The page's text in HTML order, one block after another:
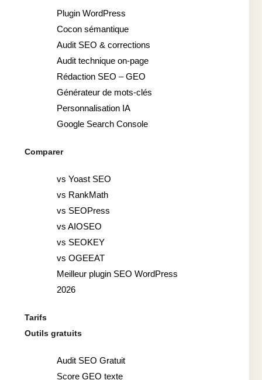
Plugin WordPress
Cocon sémantique
Audit SEO & corrections
Audit technique on-page
Rédaction SEO – GEO
Générateur de mots-clés
Personnalisation IA
Google Search Console
Comparer
vs Yoast SEO
vs RankMath
vs SEOPress
vs AIOSEO
vs SEOKEY
vs OGEEAT
Meilleur plugin SEO WordPress
2026
Tarifs
Outils gratuits
Audit SEO Gratuit
Score GEO texte